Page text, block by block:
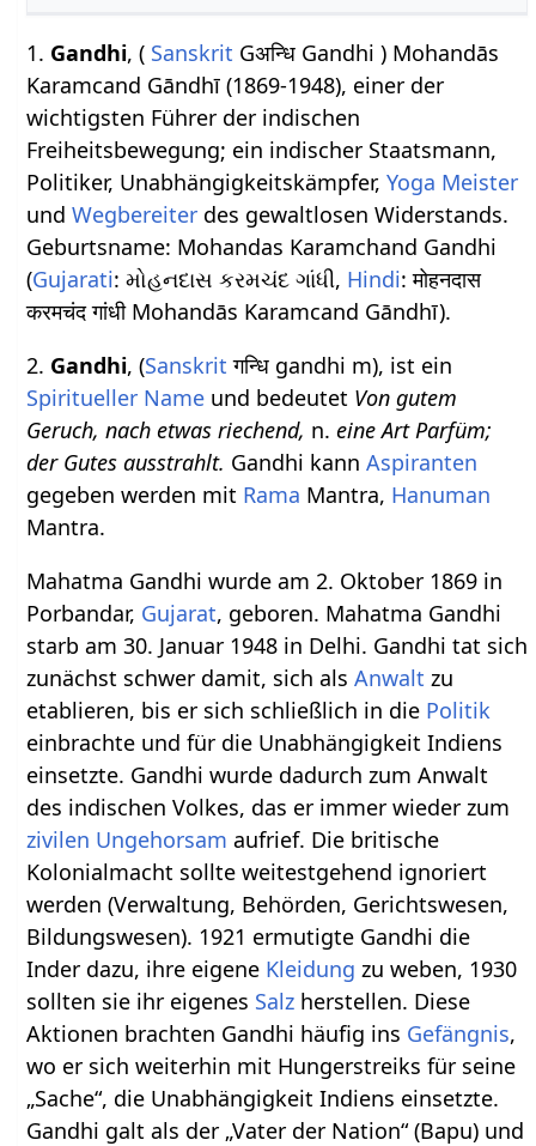
1. Gandhi, ( Sanskrit Gअन्धि Gandhi ) Mohandās
Karamcand Gāndhī (1869-1948), einer der
wichtigsten Führer der indischen
Freiheitsbewegung; ein indischer Staatsmann,
Politiker, Unabhängigkeitskämpfer,Yoga Meister
undWegbereiter des gewaltlosen Widerstands.
Geburtsname: Mohandas Karamchand Gandhi
(Gujarati: મોહનદાસ કરમચંદ ગાંધી, Hindi: मोहनदास
करमचंद गांधी Mohandās Karamcand Gāndhī).
2. Gandhi, (Sanskrit गन्धि gandhi m), ist ein
Spiritueller Name und bedeutet Von gutem
Geruch, nach etwas riechend, n. eine Art Parfüm;
der Gutes ausstrahlt. Gandhi kannAspiranten
gegeben werden mit Rama Mantra, Hanuman
Mantra.
Mahatma Gandhi wurde am 2. Oktober 1869 in
Porbandar, Gujarat, geboren. Mahatma Gandhi
starb am 30. Januar 1948 in Delhi. Gandhi tat sich
zunächst schwer damit, sich alsAnwalt zu
etablieren, bis er sich schließlich in die Politik
einbrachte und für die Unabhängigkeit Indiens
einsetzte. Gandhi wurde dadurch zum Anwalt
des indischen Volkes, das er immer wieder zum
zivilen Ungehorsam aufrief. Die britische
Kolonialmacht sollte weitestgehend ignoriert
werden (Verwaltung, Behörden, Gerichtswesen,
Bildungswesen). 1921 ermutigte Gandhi die
Inder dazu, ihre eigene Kleidung zu weben, 1930
sollten sie ihr eigenes Salz herstellen. Diese
Aktionen brachten Gandhi häufig ins Gefängnis,
wo er sich weiterhin mit Hungerstreiks für seine
„Sache“, die Unabhängigkeit Indiens einsetzte.
Gandhi galt als der „Vater der Nation“ (Bapu) und